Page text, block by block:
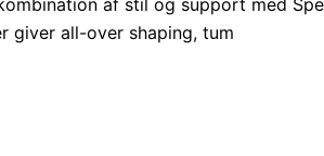
af stil og support med
giver all-over shaping, tum